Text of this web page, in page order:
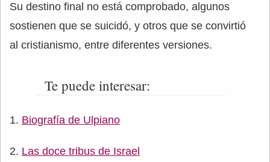
Su destino final no está comprobado, algunos
sostienen que se suicidó, y otros que se convirtió
al cristianismo, entre diferentes versiones.
Te puede interesar:
Biografía de Ulpiano
Las doce tribus de Israel